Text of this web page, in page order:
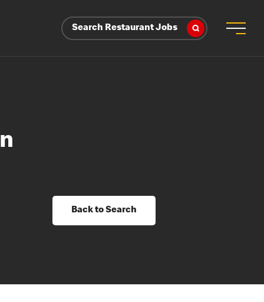
Search Restaurant Jobs
Back to Search